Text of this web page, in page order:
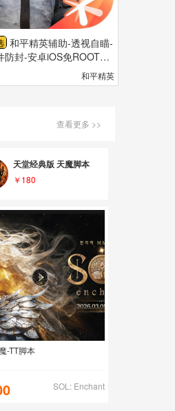
和平精英辅助-透视自瞄-
防封-安卓iOS免ROOT源
和平精英
查看更多 >>
网最叼
天堂经典版 天魔脚本
￥180
-TT脚本
SOL: Enchant